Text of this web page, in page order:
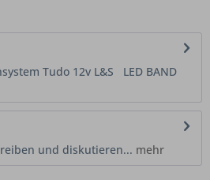
Tudo 12v L&S LED BAND
und diskutieren... mehr